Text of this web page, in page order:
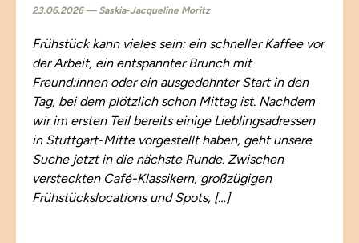
23.06.2026 — Saskia-Jacqueline Moritz
Frühstück kann vieles sein: ein schneller Kaffee vor
der Arbeit, ein entspannter Brunch mit
Freund:innen oder ein ausgedehnter Start in den
Tag, bei dem plötzlich schon Mittag ist. Nachdem
wir im ersten Teil bereits einige Lieblingsadressen
in Stuttgart-Mitte vorgestellt haben, geht unsere
Suche jetzt in die nächste Runde. Zwischen
versteckten Café-Klassikern, großzügigen
Frühstückslocations und Spots, […]